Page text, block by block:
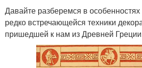
Давайте разберемся в
редко встречающейся техники
пришедшей к нам из Древней